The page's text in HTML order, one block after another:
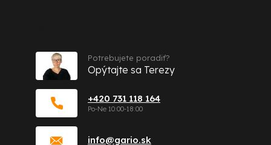
info@gario.sk
+420 731 118 164
Potrebujete poradiť?
Opýtajte sa Terezy